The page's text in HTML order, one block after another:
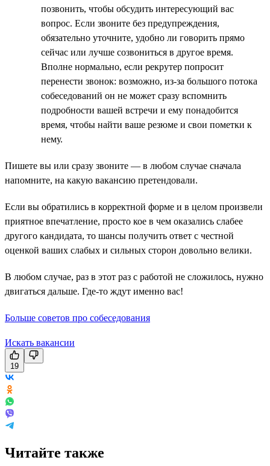
позвонить, чтобы обсудить интересующий вас
вопрос. Если звоните без предупреждения,
обязательно уточните, удобно ли говорить прямо
сейчас или лучше созвониться в другое время.
Вполне нормально, если рекрутер попросит
перенести звонок: возможно, из-за большого потока
собеседований он не может сразу вспомнить
подробности вашей встречи и ему понадобится
время, чтобы найти ваше резюме и свои пометки к
нему.
Пишете вы или сразу звоните — в любом случае сначала
напомните, на какую вакансию претендовали.
Если вы обратились в корректной форме и в целом произвели
приятное впечатление, просто кое в чем оказались слабее
другого кандидата, то шансы получить ответ с честной
оценкой ваших слабых и сильных сторон довольно велики.
В любом случае, раз в этот раз с работой не сложилось, нужно
двигаться дальше. Где-то ждут именно вас!
Больше советов про собеседования
Искать вакансии
19
Читайте также